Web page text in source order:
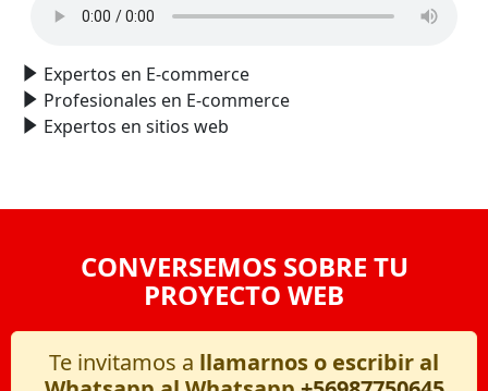
Expertos en E-commerce
Profesionales en E-commerce
Expertos en sitios web
CONVERSEMOS SOBRE TU
PROYECTO WEB
Te invitamos a llamarnos o escribir al